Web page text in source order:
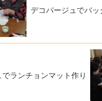
デコパージュでバッ
ランチョンマット作り